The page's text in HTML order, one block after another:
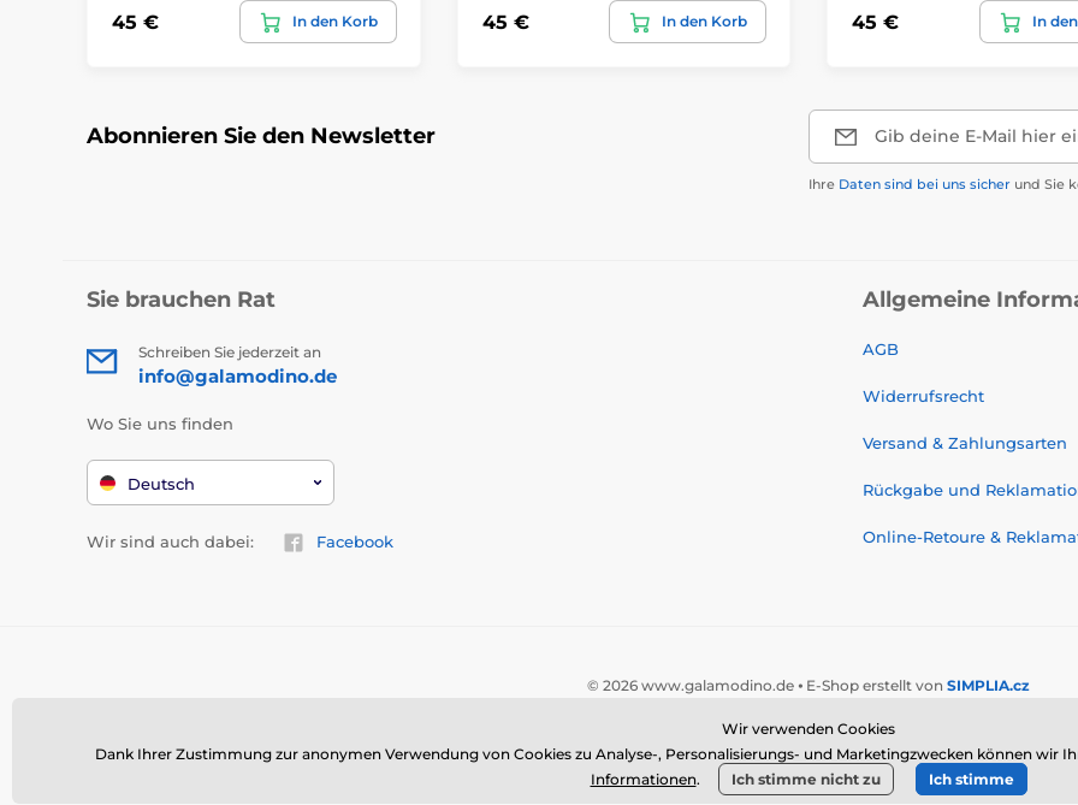
45 € In den Korb 45 € In den Korb 45 € In
Abonnieren Sie den Newsletter Gib deine E-Mail hier
Ihre Daten sind bei uns sicher und Sie
Sie brauchen Rat
Schreiben Sie jederzeit an
info@galamodino.de
Wo Sie uns finden
Deutsch
Wir sind auch dabei: Facebook
Allgemeine
AGB
Widerrufsrecht
Versand & Zahlungsarten
Rückgabe und
Online-Retoure &
© 2026 www.galamodino.de ⦁ E-Shop erstellt von SIMPLIA.cz
Wir verwenden Cookies
Dank Ihrer Zustimmung zur anonymen Verwendung von Cookies zu Analyse-, Personalisierungs- und Marketingzwecken können wir
Informationen. Ich stimme nicht zu Ich stimme